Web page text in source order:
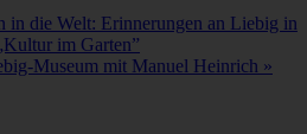
in die Welt: Erinnerungen an Liebig in
im Garten”
Museum mit Manuel Heinrich »